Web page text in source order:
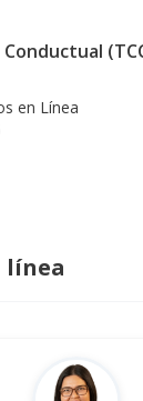
en Línea
línea